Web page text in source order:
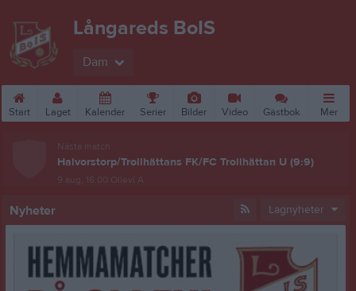
Långareds BoIS
Dam
Start Laget Kalender Serier Bilder Video Gästbok Mer
Nästa match
Halvorstorp/Trollhättans FK/FC Trollhättan U (9:9)
9 aug, 16:00 Ollevi A
Nyheter Lagnyheter